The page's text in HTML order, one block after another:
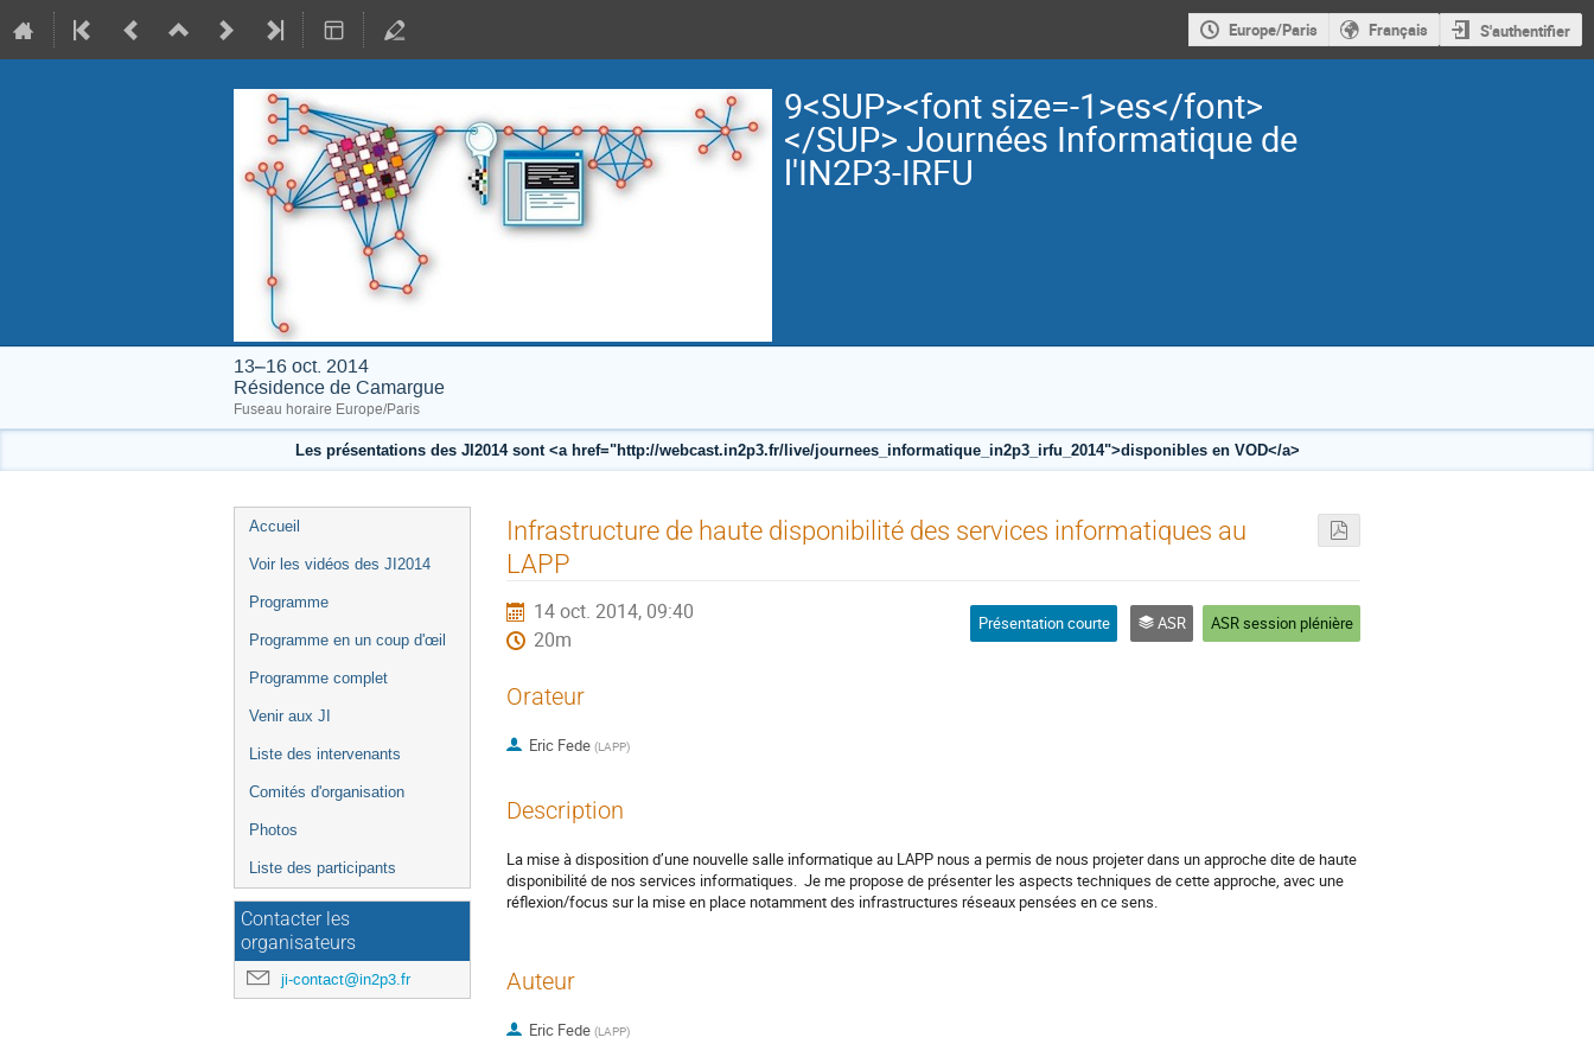
Europe/Paris Français S'authentifier
9<SUP><font size=-1>es</font>
</SUP> Journées Informatique de
l'IN2P3-IRFU
13–16 oct. 2014
Résidence de Camargue
Fuseau horaire Europe/Paris
Les présentations des JI2014 sont <a href="http://webcast.in2p3.fr/live/journees_informatique_in2p3_irfu_2014">disponibles en VOD</a>
Menu
de
Accueil
Voir les vidéos des JI2014
Programme
Programme en un coup d'œil
Programme complet
Venir aux JI
Liste des intervenants
Comités d'organisation
Photos
Liste des participants
Contacter les
organisateurs
ji-contact@in2p3.fr
Infrastructure de haute disponibilité des services informatiques au
LAPP
14 oct. 2014, 09:40
20m
Présentation courte ASR ASR session plénière
Orateur
Eric Fede (LAPP)
Description
La mise à disposition d’une nouvelle salle informatique au LAPP nous a permis de nous projeter dans un approche dite de haute
disponibilité de nos services informatiques.  Je me propose de présenter les aspects techniques de cette approche, avec une
réflexion/focus sur la mise en place notamment des infrastructures réseaux pensées en ce sens.
Auteur
Eric Fede (LAPP)